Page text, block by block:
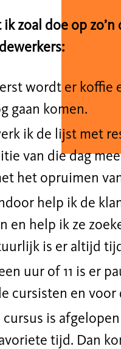
ik zoal doe op
wordt er koffie
gaan komen.
ik de lijst met
van die dag
het opruimen v
help ik de
en help ik ze
is er altijd
uur of 11 is er
cursisten en
cursus is
tijd. Dan